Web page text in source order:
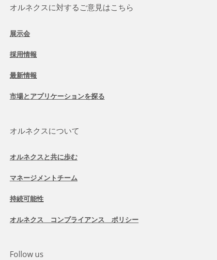
オルネクスに対するご意見はこちら
展示会
採用情報
最新情報
市場とアプリケーションを探る
オルネクスについて
オルネクスと共に歩む
マネージメントチーム
持続可能性
オルネクス コンプライアンス ポリシー
Follow us